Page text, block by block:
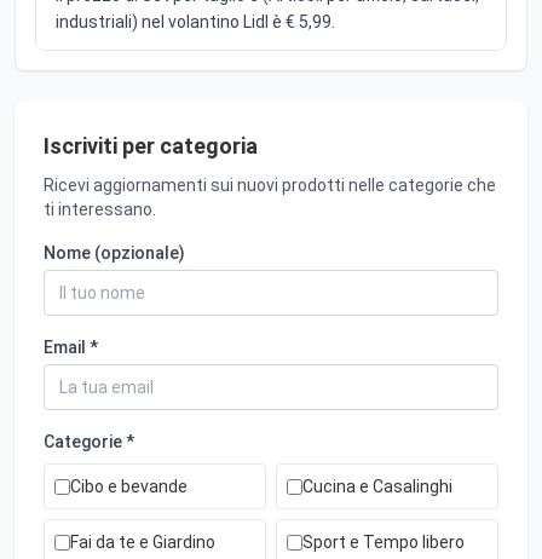
industriali) nel volantino Lidl è € 5,99.
Iscriviti per categoria
Ricevi aggiornamenti sui nuovi prodotti nelle categorie che
ti interessano.
Nome (opzionale)
Email *
Categorie *
Cibo e bevande Cucina e Casalinghi
Fai da te e Giardino Sport e Tempo libero